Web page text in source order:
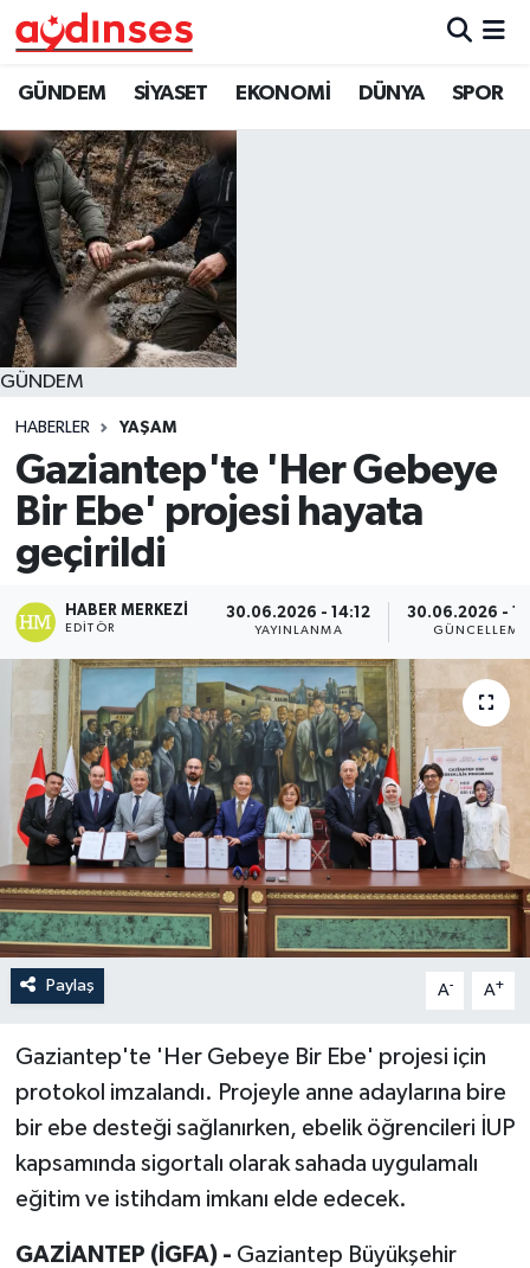
GÜNDEM SİYASET EKONOMİ DÜNYA SPOR
GÜNDEM
HABERLER YAŞAM
Gaziantep'te 'Her Gebeye
Bir Ebe' projesi hayata
geçirildi
HABER MERKEZI
EDITÖR
30.06.2026 - 14:12
YAYINLANMA
30.06.2026 -
GÜNCELLEME
Paylaş A- A+
Gaziantep'te 'Her Gebeye Bir Ebe' projesi için
protokol imzalandı. Projeyle anne adaylarına bire
bir ebe desteği sağlanırken, ebelik öğrencileri İUP
kapsamında sigortalı olarak sahada uygulamalı
eğitim ve istihdam imkanı elde edecek.
GAZİANTEP (İGFA) - Gaziantep Büyükşehir
GÜNDEM
SİYASET
EKONOMİ
DÜNYA
SPOR
MAGAZİN
YAŞAM
Nöbetçi Eczaneler
Hava Durumu
Aydin Namaz Vakitleri
Trafik Durumu
Süper Lig Puan Durumu ve Fikstür
Tüm Manşetler
Son Dakika Haberleri
Haber Arşivi